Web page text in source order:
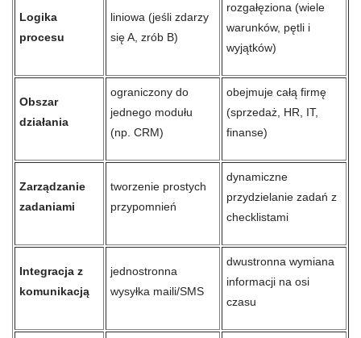
Logika
procesu
liniowa (jeśli zdarzy
się A, zrób B)
rozgałęziona (wiele
warunków, pętli i
wyjątków)
Obszar
działania
ograniczony do
jednego modułu
(np. CRM)
obejmuje całą firmę
(sprzedaż, HR, IT,
finanse)
Zarządzanie
zadaniami
tworzenie prostych
przypomnień
dynamiczne
przydzielanie zadań z
checklistami
Integracja z
komunikacją
jednostronna
wysyłka maili/SMS
dwustronna wymiana
informacji na osi
czasu